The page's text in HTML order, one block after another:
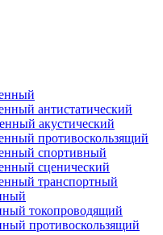
антистатический
акустический
противоскользящий
спортивный
сценический
транспортный
токопроводящий
противоскользящий